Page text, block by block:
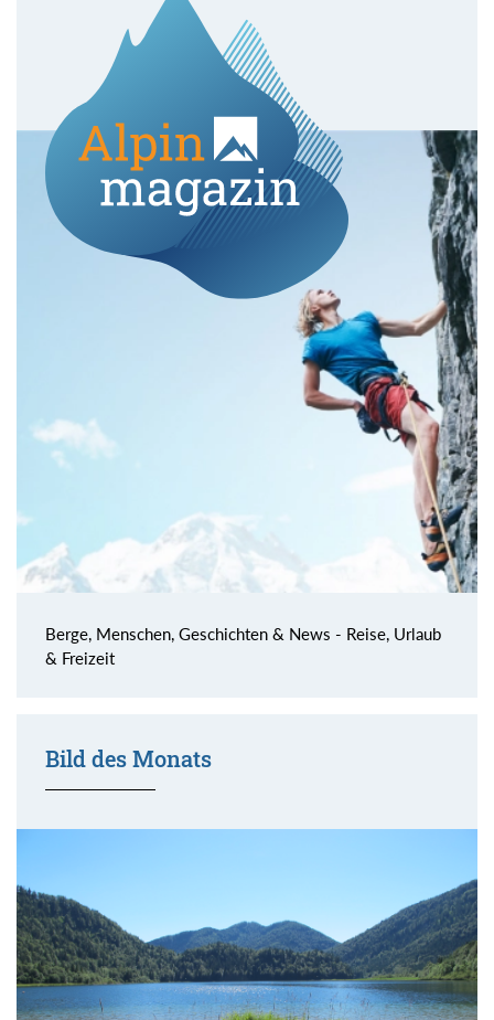
Berge, Menschen, Geschichten & News - Reise, Urlaub
& Freizeit
Bild des Monats